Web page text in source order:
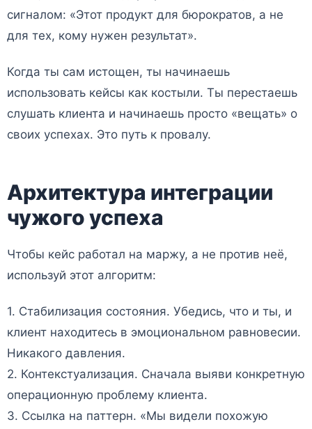
сигналом: «Этот продукт для бюрократов, а не
для тех, кому нужен результат».
Когда ты сам истощен, ты начинаешь
использовать кейсы как костыли. Ты перестаешь
слушать клиента и начинаешь просто «вещать» о
своих успехах. Это путь к провалу.
Архитектура интеграции
чужого успеха
Чтобы кейс работал на маржу, а не против неё,
используй этот алгоритм:
1. Стабилизация состояния. Убедись, что и ты, и
клиент находитесь в эмоциональном равновесии.
Никакого давления.
2. Контекстуализация. Сначала выяви конкретную
операционную проблему клиента.
3. Ссылка на паттерн. «Мы видели похожую